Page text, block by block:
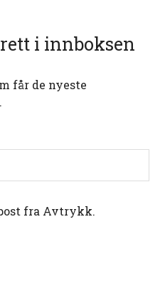
i innboksen
får de nyeste
fra Avtrykk.